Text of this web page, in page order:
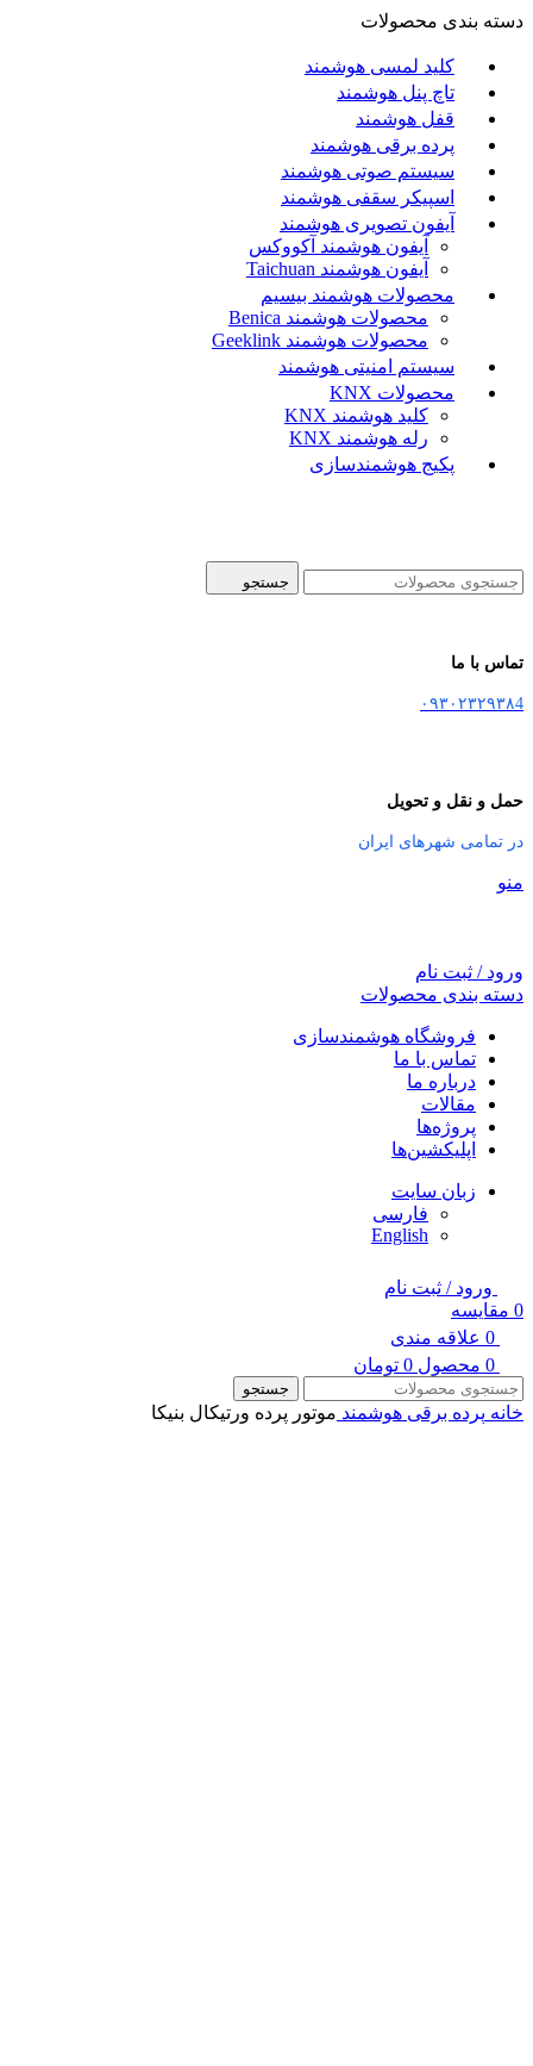
دسته بندی محصولات
کلید لمسی هوشمند
تاچ پنل هوشمند
قفل هوشمند
پرده برقی هوشمند
سیستم صوتی هوشمند
اسپیکر سقفی هوشمند
آیفون تصویری هوشمند
آيفون هوشمند آکووکس
آیفون هوشمند Taichuan
محصولات هوشمند بیسیم
محصولات هوشمند Benica
محصولات هوشمند Geeklink
سیستم امنیتی هوشمند
محصولات KNX
کلید هوشمند KNX
رله هوشمند KNX
پکیج هوشمندسازی
جستجو
تماس با ما
۰۹۳۰۲۳۲۹۳۸4
حمل و نقل و تحویل
در تمامی شهرهای ایران
منو
ورود / ثبت نام
دسته بندی محصولات
فروشگاه هوشمندسازی
تماس با ما
درباره ما
مقالات
پروژه‌ها
اپلیکشین‌ها
زبان سایت
فارسی
English
ورود / ثبت نام
0 مقایسه
0 علاقه مندی
0 محصول 0 تومان
جستجو
خانه پرده برقی هوشمند موتور پرده ورتیکال بنیکا